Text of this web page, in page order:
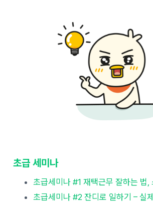
초급 세미나
초급세미나 #1 재택근무 잘하는 법,
초급세미나 #2 잔디로 일하기 – 실